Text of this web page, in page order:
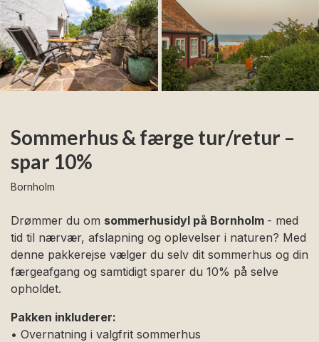
Sommerhus & færge tur/retur –
spar 10%
Bornholm
Drømmer du om sommerhusidyl på Bornholm - med
tid til nærvær, afslapning og oplevelser i naturen? Med
denne pakkerejse vælger du selv dit sommerhus og din
færgeafgang og samtidigt sparer du 10% på selve
opholdet.
Pakken inkluderer:
• Overnatning i valgfrit sommerhus